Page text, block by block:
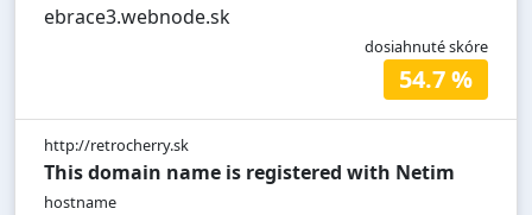
ebrace3.webnode.sk
dosiahnuté skóre
54.7 %
http://retrocherry.sk
This domain name is registered with Netim
hostname